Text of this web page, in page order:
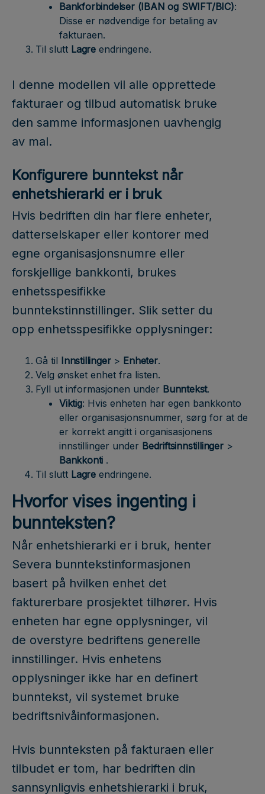
Bankforbindelser (IBAN og SWIFT/BIC):
Disse er nødvendige for betaling av
fakturaen.
Til slutt Lagre endringene.
I denne modellen vil alle opprettede
fakturaer og tilbud automatisk bruke
den samme informasjonen uavhengig
av mal.
Konfigurere bunntekst når
enhetshierarki er i bruk
Hvis bedriften din har flere enheter,
datterselskaper eller kontorer med
egne organisasjonsnumre eller
forskjellige bankkonti, brukes
enhetsspesifikke
bunntekstinnstillinger. Slik setter du
opp enhetsspesifikke opplysninger:
Gå til Innstillinger > Enheter.
Velg ønsket enhet fra listen.
Fyll ut informasjonen under Bunntekst.
Viktig: Hvis enheten har egen bankkonto
eller organisasjonsnummer, sørg for at de
er korrekt angitt i organisasjonens
innstillinger under Bedriftsinnstillinger >
Bankkonti .
Til slutt Lagre endringene.
Hvorfor vises ingenting i
bunnteksten?
Når enhetshierarki er i bruk, henter
Severa bunntekstinformasjonen
basert på hvilken enhet det
fakturerbare prosjektet tilhører. Hvis
enheten har egne opplysninger, vil
de overstyre bedriftens generelle
innstillinger. Hvis enhetens
opplysninger ikke har en definert
bunntekst, vil systemet bruke
bedriftsnivåinformasjonen.
Hvis bunnteksten på fakturaen eller
tilbudet er tom, har bedriften din
sannsynligvis enhetshierarki i bruk,